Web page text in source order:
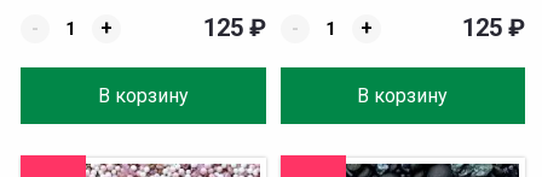
-
+
В корзину
125 ₽
-
+
В корзину
125 ₽